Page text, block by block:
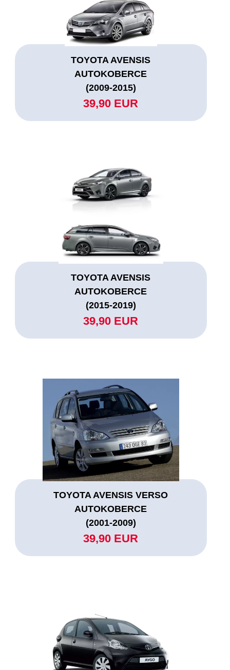
TOYOTA AVENSIS
AUTOKOBERCE
(2009-2015)
39,90 EUR
TOYOTA AVENSIS
AUTOKOBERCE
(2015-2019)
39,90 EUR
TOYOTA AVENSIS VERSO
AUTOKOBERCE
(2001-2009)
39,90 EUR